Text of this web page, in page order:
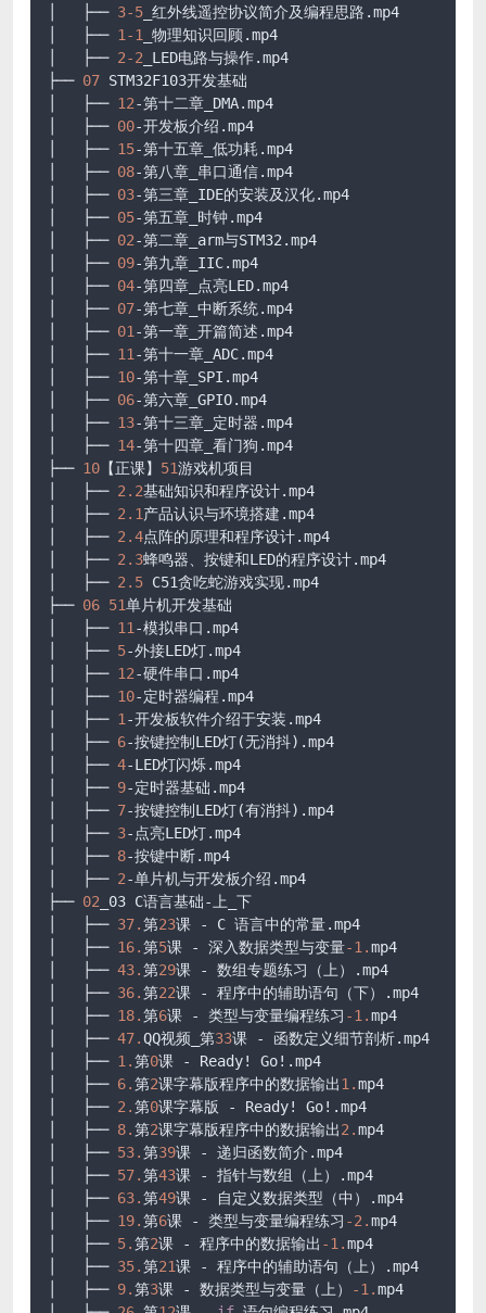
│   ├── 3-5 _红外线遥控协议简介及编程思路.mp4
│   ├── 1-1 _物理知识回顾.mp4
│   ├── 2-2 _LED电路与操作.mp4
├── 07 STM32F103开发基础
│   ├── 12-第十二章_DMA.mp4
│   ├── 00-开发板介绍.mp4
│   ├── 15-第十五章_低功耗.mp4
│   ├── 08-第八章_串口通信.mp4
│   ├── 03-第三章_IDE的安装及汉化.mp4
│   ├── 05-第五章_时钟.mp4
│   ├── 02-第二章_arm与STM32.mp4
│   ├── 09-第九章_IIC.mp4
│   ├── 04-第四章_点亮LED.mp4
│   ├── 07-第七章_中断系统.mp4
│   ├── 01-第一章_开篇简述.mp4
│   ├── 11-第十一章_ADC.mp4
│   ├── 10-第十章_SPI.mp4
│   ├── 06-第六章_GPIO.mp4
│   ├── 13-第十三章_定时器.mp4
│   ├── 14-第十四章_看门狗.mp4
├── 10 【正课】 51游戏机项目
│   ├── 2.2基础知识和程序设计.mp4
│   ├── 2.1产品认识与环境搭建.mp4
│   ├── 2.4点阵的原理和程序设计.mp4
│   ├── 2.3蜂鸣器、按键和LED的程序设计.mp4
│   ├── 2.5 C51贪吃蛇游戏实现.mp4
├── 06 51单片机开发基础
│   ├── 11-模拟串口.mp4
│   ├── 5-外接LED灯.mp4
│   ├── 12-硬件串口.mp4
│   ├── 10-定时器编程.mp4
│   ├── 1-开发板软件介绍于安装.mp4
│   ├── 6-按键控制LED灯(无消抖).mp4
│   ├── 4-LED灯闪烁.mp4
│   ├── 9-定时器基础.mp4
│   ├── 7-按键控制LED灯(有消抖).mp4
│   ├── 3-点亮LED灯.mp4
│   ├── 8-按键中断.mp4
│   ├── 2-单片机与开发板介绍.mp4
├── 02 _03 C语言基础-上_下
│   ├── 37.第23课 - C 语言中的常量.mp4
│   ├── 16.第5课 - 深入数据类型与变量-1.mp4
│   ├── 43.第29课 - 数组专题练习（上）.mp4
│   ├── 36.第22课 - 程序中的辅助语句（下）.mp4
│   ├── 18.第6课 - 类型与变量编程练习 -1.mp4
│   ├── 47.QQ视频_第33课 - 函数定义细节剖析.mp4
│   ├── 1.第0课 - Ready! Go!.mp4
│   ├── 6.第2课字幕版程序中的数据输出1.mp4
│   ├── 2.第0课字幕版 - Ready! Go!.mp4
│   ├── 8.第2课字幕版程序中的数据输出2.mp4
│   ├── 53.第39课 - 递归函数简介.mp4
│   ├── 57.第43课 - 指针与数组（上）.mp4
│   ├── 63.第49课 - 自定义数据类型（中）.mp4
│   ├── 19.第6课 - 类型与变量编程练习 -2.mp4
│   ├── 5.第2课 - 程序中的数据输出 -1.mp4
│   ├── 35.第21课 - 程序中的辅助语句（上）.mp4
│   ├── 9.第3课 - 数据类型与变量（上） -1.mp4